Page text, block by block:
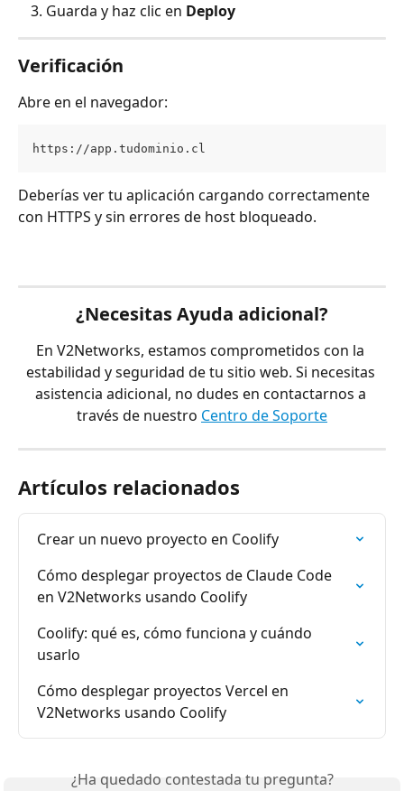
Guarda y haz clic en Deploy
Verificación
Abre en el navegador:
https://app.tudominio.cl
Deberías ver tu aplicación cargando correctamente
con HTTPS y sin errores de host bloqueado.
¿Necesitas Ayuda adicional?
En V2Networks, estamos comprometidos con la
estabilidad y seguridad de tu sitio web. Si necesitas
asistencia adicional, no dudes en contactarnos a
través de nuestro Centro de Soporte
Artículos relacionados
Crear un nuevo proyecto en Coolify
Cómo desplegar proyectos de Claude Code
en V2Networks usando Coolify
Coolify: qué es, cómo funciona y cuándo
usarlo
Cómo desplegar proyectos Vercel en
V2Networks usando Coolify
¿Ha quedado contestada tu pregunta?